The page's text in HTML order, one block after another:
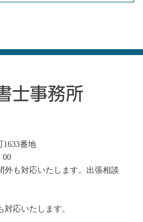
1633番地
00
も対応いたします。出張相談
応いたします。